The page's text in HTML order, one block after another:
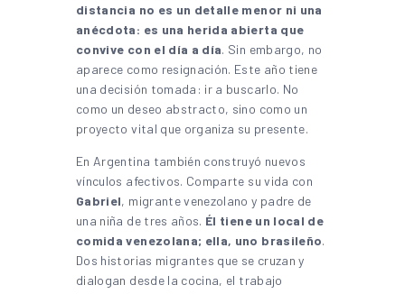
distancia no es un detalle menor ni una
anécdota: es una herida abierta que
convive con el día a día. Sin embargo, no
aparece como resignación. Este año tiene
una decisión tomada: ir a buscarlo. No
como un deseo abstracto, sino como un
proyecto vital que organiza su presente.
En Argentina también construyó nuevos
vínculos afectivos. Comparte su vida con
Gabriel, migrante venezolano y padre de
una niña de tres años. Él tiene un local de
comida venezolana; ella, uno brasileño.
Dos historias migrantes que se cruzan y
dialogan desde la cocina, el trabajo